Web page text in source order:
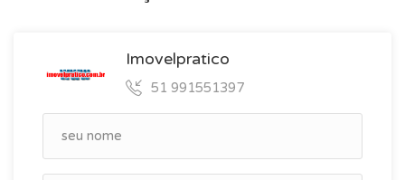
Imovelpratico
51 991551397